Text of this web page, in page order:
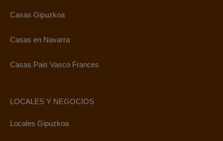
Casas Gipuzkoa
Casas en Navarra
Casas Pais Vasco Frances
LOCALES Y NEGOCIOS
Locales Gipuzkoa